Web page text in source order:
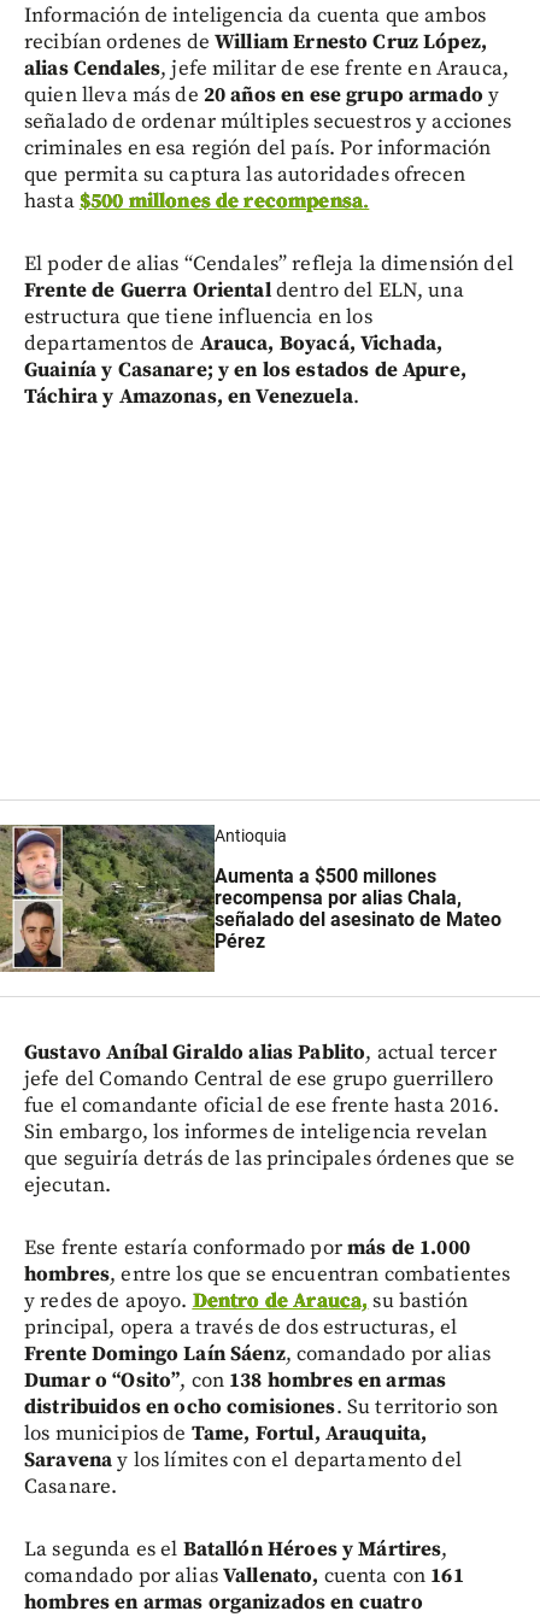
Información de inteligencia da cuenta que ambos
recibían ordenes de William Ernesto Cruz López,
alias Cendales, jefe militar de ese frente en Arauca,
quien lleva más de 20 años en ese grupo armado y
señalado de ordenar múltiples secuestros y acciones
criminales en esa región del país. Por información
que permita su captura las autoridades ofrecen
hasta $500 millones de recompensa.
El poder de alias “Cendales” refleja la dimensión del
Frente de Guerra Orientaldentro del ELN, una
estructura que tiene influencia en los
departamentos de Arauca, Boyacá, Vichada,
Guainía y Casanare; y en los estados de Apure,
Táchira y Amazonas, en Venezuela.
Antioquia
Aumenta a $500 millones
recompensa por alias Chala,
señalado del asesinato de Mateo
Pérez
Gustavo Aníbal Giraldo alias Pablito, actual tercer
jefe del Comando Central de ese grupo guerrillero
fue el comandante oficial de ese frente hasta 2016.
Sin embargo, los informes de inteligencia revelan
que seguiría detrás de las principales órdenes que se
ejecutan.
Ese frente estaría conformado pormás de 1.000
hombres, entre los que se encuentran combatientes
y redes de apoyo. Dentro de Arauca, su bastión
principal, opera a través de dos estructuras, el
Frente Domingo Laín Sáenz, comandado por alias
Dumar o “Osito”, con 138 hombres en armas
distribuidos en ocho comisiones. Su territorio son
los municipios de Tame, Fortul, Arauquita,
Saravenay los límites con el departamento del
Casanare.
La segunda es el Batallón Héroes y Mártires,
comandado por aliasVallenato, cuenta con 161
hombres en armas organizados en cuatro